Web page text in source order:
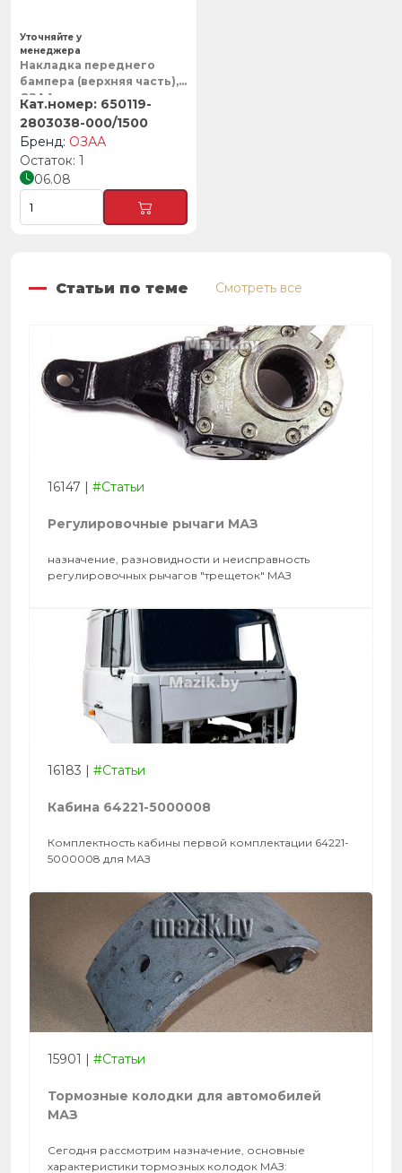
Накладка переднего
бампера (верхняя часть),
ОЗАА
650119-
2803038-000/1500
ОЗАА
1
06.08
Уточняйте у
менеджера
Статьи по теме Смотреть все
16147 | #Статьи
Регулировочные рычаги МАЗ
назначение, разновидности и неисправность
регулировочных рычагов "трещеток" МАЗ
16183 | #Статьи
Кабина 64221-5000008
Комплектность кабины первой комплектации 64221-
5000008 для МАЗ
15901 | #Статьи
Тормозные колодки для автомобилей
МАЗ
Сегодня рассмотрим назначение, основные
характеристики тормозных колодок МАЗ: